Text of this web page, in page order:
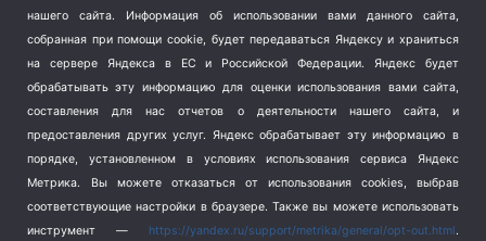
Школа и спорт (2)
Экология (8)
Экономика (1172)
нашего сайта. Информация об использовании вами данного сайта,
собранная при помощи cookie, будет передаваться Яндексу и храниться
на сервере Яндекса в ЕС и Российской Федерации. Яндекс будет
обрабатывать эту информацию для оценки использования вами сайта,
составления для нас отчетов о деятельности нашего сайта, и
предоставления других услуг. Яндекс обрабатывает эту информацию в
порядке, установленном в условиях использования сервиса Яндекс
Метрика.
Вы можете отказаться от использования cookies, выбрав
соответствующие настройки в браузере. Также вы можете использовать
инструмент — https://yandex.ru/support/metrika/general/opt-out.html.